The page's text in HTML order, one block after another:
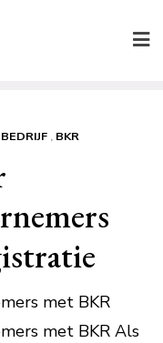
BEDRIJF , BKR
met BKR
met BKR Als